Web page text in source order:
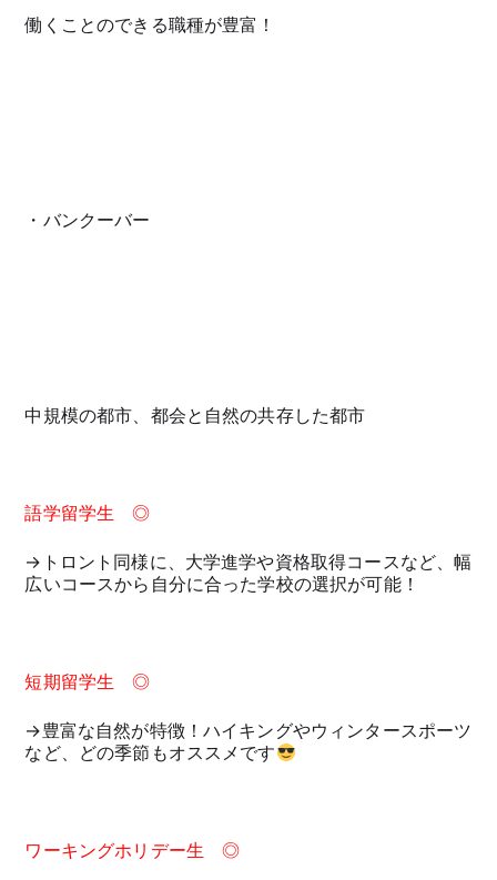
働くことのできる職種が豊富！
・バンクーバー
中規模の都市、都会と自然の共存した都市
語学留学生 ◎
→トロント同様に、大学進学や資格取得コースなど、幅
広いコースから自分に合った学校の選択が可能！
短期留学生 ◎
→豊富な自然が特徴！ハイキングやウィンタースポーツ
など、どの季節もオススメです
ワーキングホリデー生 ◎